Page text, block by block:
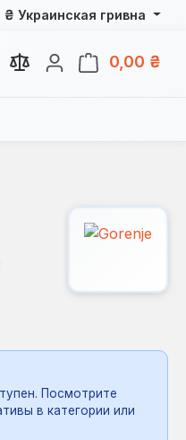
₴ Украинская гривна
вас есть товары из
0,00 ₴
Посмотрите
в категории или